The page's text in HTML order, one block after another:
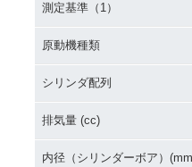
測定基準（1）
原動機種類
シリンダ配列
排気量 (cc)
内径（シリンダーボア）